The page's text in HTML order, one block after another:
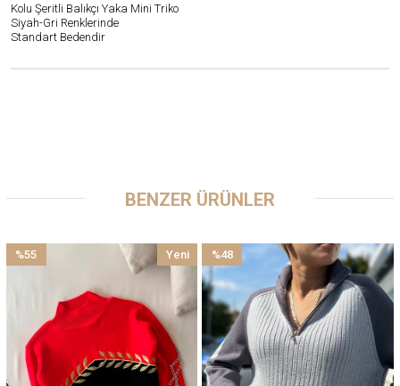
Kolu Şeritli Balıkçı Yaka Mini Triko
Siyah-Gri Renklerinde
Standart Bedendir
BENZER ÜRÜNLER
%55
%55İndirim
Yeni
%48
İndirim
%48İndirim